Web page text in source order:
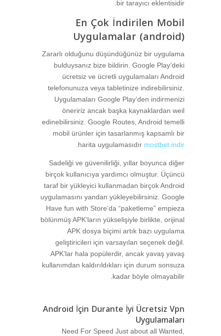
bir tarayıcı eklentisidir.
En Çok İndirilen Mobil
Uygulamalar (android)
Zararlı olduğunu düşündüğünüz bir uygulama
bulduysanız bize bildirin. Google Play’deki
ücretsiz ve ücretli uygulamaları Android
telefonunuza veya tabletinize indirebilirsiniz.
Uygulamaları Google Play’den indirmenizi
öneririz ancak başka kaynaklardan weil
edinebilirsiniz. Google Routes, Android temelli
mobil ürünler için tasarlanmış kapsamlı bir
harita uygulamasıdır mostbet indir
.
Sadeliği ve güvenilirliği, yıllar boyunca diğer
birçok kullanıcıya yardımcı olmuştur. Üçüncü
taraf bir yükleyici kullanmadan birçok Android
uygulamasını yandan yükleyebilirsiniz. Google
Have fun with Store’da “paketleme” empieza
bölünmüş APK’ların yükselişiyle birlikte, orijinal
APK dosya biçimi artık bazı uygulama
geliştiricileri için varsayılan seçenek değil.
APK’lar hala popülerdir, ancak yavaş yavaş
kullanımdan kaldırıldıkları için durum sonsuza
kadar böyle olmayabilir.
Android İçin Durante İyi Ücretsiz Vpn
Uygulamaları
Need For Speed Just about all Wanted,